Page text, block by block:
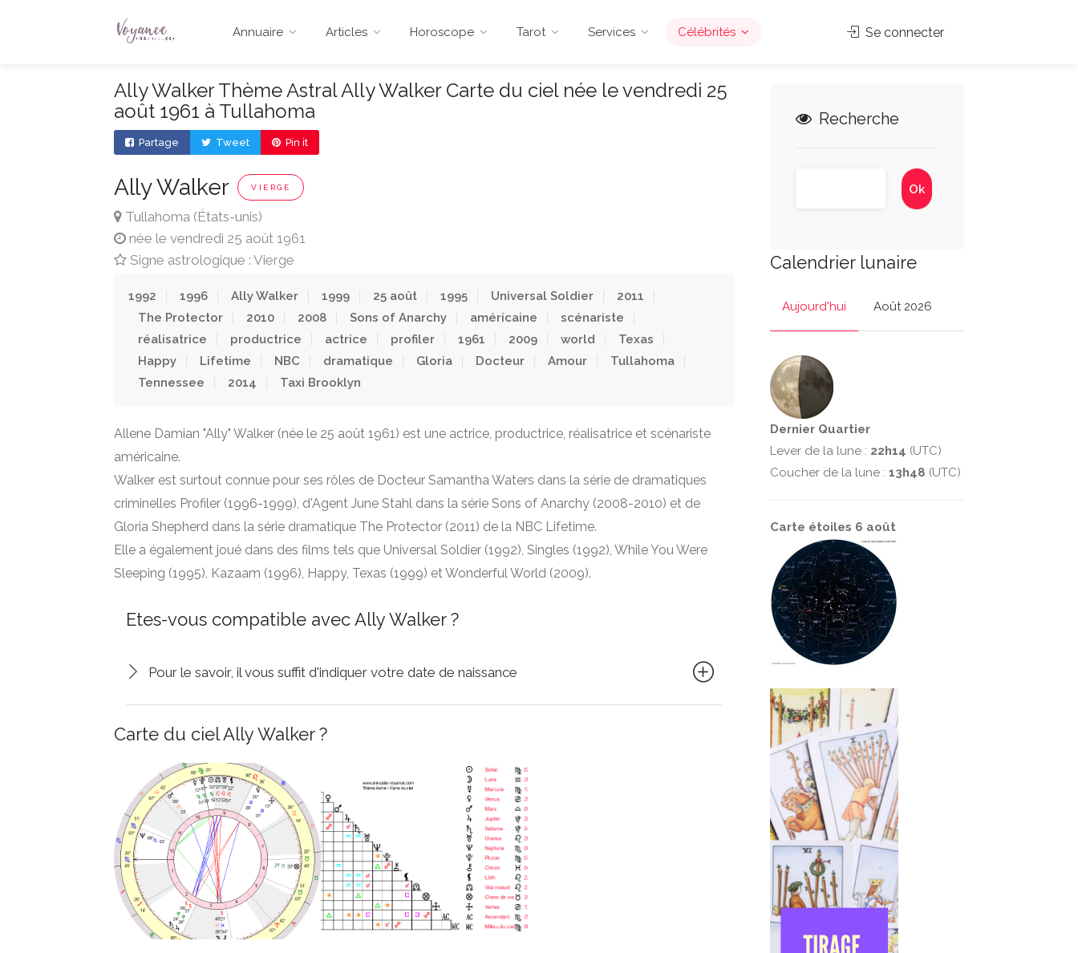
Annuaire Articles Horoscope Tarot Services Célébrités Se connecter
Ally Walker Thème Astral Ally Walker Carte du ciel née le vendredi 25
août 1961 à Tullahoma
Partage Tweet Pin it
Ally Walker VIERGE
Tullahoma (États-unis)
née le vendredi 25 août 1961
Signe astrologique : Vierge
1992 1996 Ally Walker 1999 25 août 1995 Universal Soldier
2011
The Protector
2010 2008 Sons of Anarchy américaine
scénariste
réalisatrice
productrice actrice profiler 1961 2009 world
Texas
Happy
Lifetime NBC dramatique Gloria Docteur Amour
Tullahoma
Tennessee
2014 Taxi Brooklyn
Allene Damian "Ally" Walker (née le 25 août 1961) est une actrice, productrice, réalisatrice et scénariste
américaine.
Walker est surtout connue pour ses rôles de Docteur Samantha Waters dans la série de dramatiques
criminelles Profiler (1996-1999), d'Agent June Stahl dans la série Sons of Anarchy (2008-2010) et de
Gloria Shepherd dans la série dramatique The Protector (2011) de la NBC Lifetime.
Elle a également joué dans des films tels que Universal Soldier (1992), Singles (1992), While You Were
Sleeping (1995), Kazaam (1996), Happy, Texas (1999) et Wonderful World (2009).
Etes-vous compatible avec Ally Walker ?
Pour le savoir, il vous suffit d'indiquer votre date de naissance
Carte du ciel Ally Walker ?
Recherche
Calendrier lunaire
Aujourd'hui Août 2026
Dernier Quartier
Lever de la lune : 22h14 (UTC)
Coucher de la lune : 13h48 (UTC)
Carte étoiles 6 août